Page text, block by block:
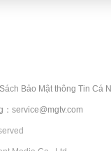
Bảo Mật thông Tin Cá
service@mgtv.com